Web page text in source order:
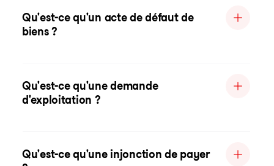
Qu'est-ce qu'un acte de défaut de
biens ?
Qu'est-ce qu'une demande
d'exploitation ?
Qu'est-ce qu'une injonction de payer